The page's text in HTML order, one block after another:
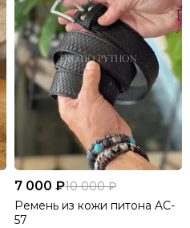
7 000 ₽10 000 ₽
Ремень из кожи питона AC-
57